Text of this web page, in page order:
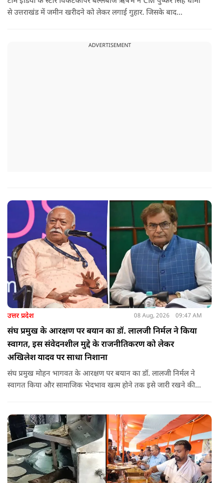
से उत्तराखंड में जमीन खरीदने को लेकर लगाई गुहार. जिसके बाद
ADVERTISEMENT
उत्तर प्रदेश 08 Aug, 2026 09:47 AM
संघ प्रमुख के आरक्षण पर बयान का डॉ. लालजी निर्मल ने किया
स्वागत, इस संवेदनशील मुद्दे के राजनीतिकरण को लेकर
अखिलेश यादव पर साधा निशाना
संघ प्रमुख मोहन भागवत के आरक्षण पर बयान का डॉ. लालजी निर्मल ने
स्वागत किया और सामाजिक भेदभाव खत्म होने तक इसे जारी रखने की